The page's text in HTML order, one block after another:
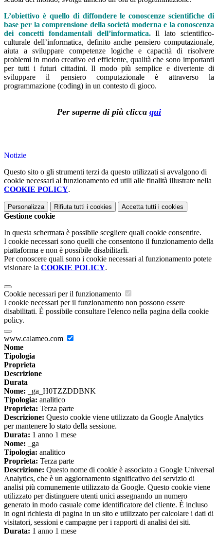
L’obiettivo è quello di diffondere le conoscenze scientifiche di
base per la comprensione della società moderna e la conoscenza
dei concetti fondamentali dell’informatica.Il lato scientifico-
culturale dell’informatica, definito anche pensiero computazionale,
aiuta a sviluppare competenze logiche e capacità di risolvere
problemi in modo creativo ed efficiente, qualità che sono importanti
per tutti i futuri cittadini. Il modo più semplice e divertente di
sviluppare il pensiero computazionale è attraverso la
programmazione (coding) in un contesto di gioco.
Per saperne di più clicca qui
Notizie
Questo sito o gli strumenti terzi da questo utilizzati si avvalgono di
cookie necessari al funzionamento ed utili alle finalità illustrate nella
COOKIE POLICY.
Personalizza Rifiuta tutti i cookies Accetta tutti i cookies
Gestione cookie
In questa schermata è possibile scegliere quali cookie consentire.
I cookie necessari sono quelli che consentono il funzionamento della
piattaforma e non è possibile disabilitarli.
Per conoscere quali sono i cookie necessari al funzionamento potete
visionare la COOKIE POLICY.
Cookie necessari per il funzionamento
I cookie necessari per il funzionamento non possono essere
disabilitati. È possibile consultare l'elenco nella pagina della cookie
policy.
www.calameo.com
Nome
Tipologia
Proprieta
Descrizione
Durata
Nome: _ga_H0TZZDDBNK
Tipologia: analitico
Proprieta: Terza parte
Descrizione: Questo cookie viene utilizzato da Google Analytics
per mantenere lo stato della sessione.
Durata: 1 anno 1 mese
Nome: _ga
Tipologia: analitico
Proprieta: Terza parte
Descrizione: Questo nome di cookie è associato a Google Universal
Analytics, che è un aggiornamento significativo del servizio di
analisi più comunemente utilizzato da Google. Questo cookie viene
utilizzato per distinguere utenti unici assegnando un numero
generato in modo casuale come identificatore del cliente. È incluso
in ogni richiesta di pagina in un sito e utilizzato per calcolare i dati di
visitatori, sessioni e campagne per i rapporti di analisi dei siti.
Durata: 1 anno 1 mese